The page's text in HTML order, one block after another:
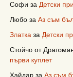
Софи за Детски
Любо за Аз съм
Златка за Детски
Стойчо от
първи куплет
Хайдар за Аз съм